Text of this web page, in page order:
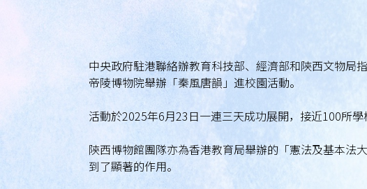
中央政府駐港聯絡辦教育科技部、經濟部和陝西文物局
帝陵博物院舉辦「秦風唐韻」進校園活動。
活動於2025年6月23日一連三天成功展開，接近100所
陝西博物館團隊亦為香港教育局舉辦的「憲法及基本法
到了顯著的作用。